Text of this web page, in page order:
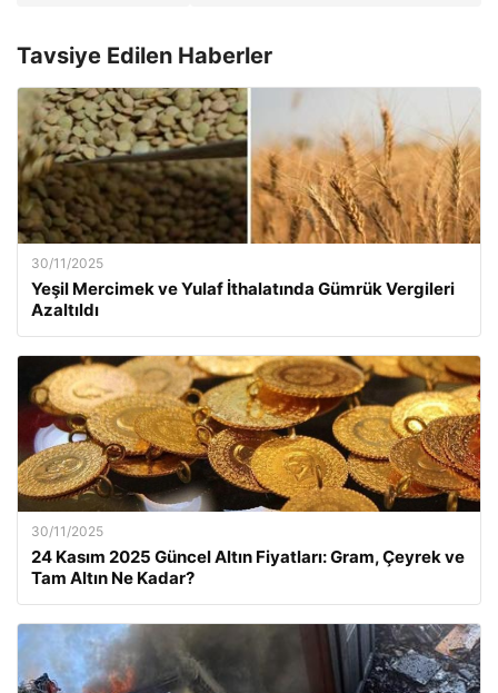
Tavsiye Edilen Haberler
30/11/2025
Yeşil Mercimek ve Yulaf İthalatında Gümrük Vergileri
Azaltıldı
30/11/2025
24 Kasım 2025 Güncel Altın Fiyatları: Gram, Çeyrek ve
Tam Altın Ne Kadar?